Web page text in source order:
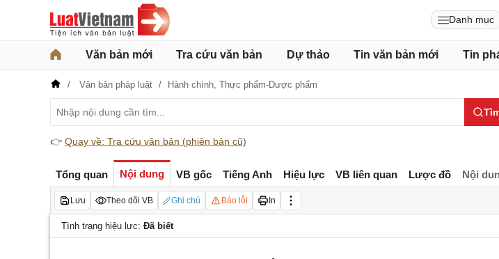
Danh mục
Văn bản mới Tra cứu văn bản Dự thảo Tin văn bản mới Tin
Văn bản pháp luật Hành chính, Thực phẩm-Dược phẩm
👉 Quay về: Tra cứu văn bản (phiên bản cũ)
Tổng quan Nội dung VB gốc Tiếng Anh Hiệu lực VB liên quan Lược đồ Nội
Lưu Theo dõi VB Ghi chú Báo lỗi In
Tình trạng hiệu lực: Đã biết